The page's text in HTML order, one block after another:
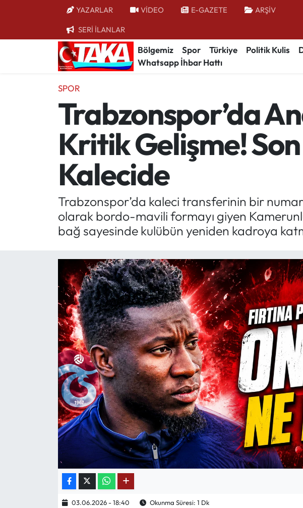
YAZARLAR VİDEO E-GAZETE ARŞİV
SERİ İLANLAR
Bölgemiz Spor Türkiye Politik Kulis
Whatsapp İhbar Hattı
SPOR
Trabzonspor’da
Kritik Gelişme!
Kalecide
Trabzonspor’da kaleci transferinin bir
olarak bordo-mavili formayı giyen
bağ sayesinde kulübün yeniden kadroya
03.06.2026 - 18:40 Okunma Süresi: 1 Dk
Bölgemiz
Kültür/Sanat
Politik Kulis
Magazin
Köşe Yazıları
Karikatür Galeri
ASTROLOJİ
Spor Yazıları
Mektup Galeri
Ekonomi
Trabzon Nöbetçi Eczaneler
Trabzon Hava Durumu
Trabzon Trafik Yoğunluk Haritası
Süper Lig Puan Durumu ve Fikstür
Tüm Manşetler
Son Dakika Haberleri